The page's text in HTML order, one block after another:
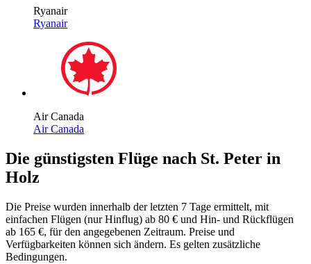
Ryanair
Ryanair
Air Canada
Air Canada
Die günstigsten Flüge nach St. Peter in
Holz
Die Preise wurden innerhalb der letzten 7 Tage ermittelt, mit
einfachen Flügen (nur Hinflug) ab 80 € und Hin- und Rückflügen
ab 165 €, für den angegebenen Zeitraum. Preise und
Verfügbarkeiten können sich ändern. Es gelten zusätzliche
Bedingungen.